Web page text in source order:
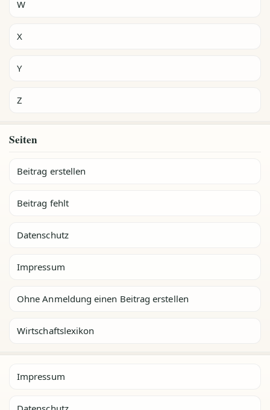
W
X
Y
Z
Seiten
Beitrag erstellen
Beitrag fehlt
Datenschutz
Impressum
Ohne Anmeldung einen Beitrag erstellen
Wirtschaftslexikon
Impressum